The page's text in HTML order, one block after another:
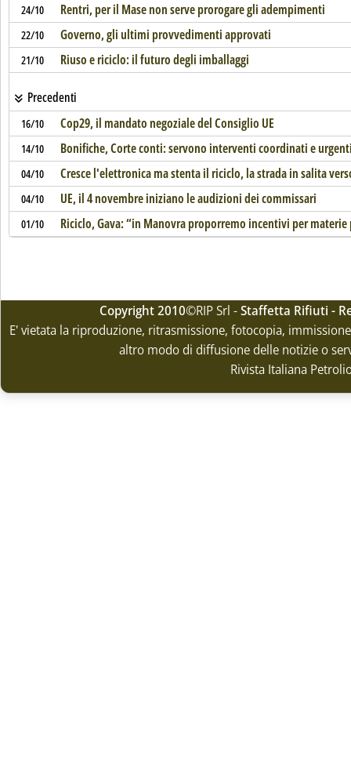
24/10 Rentri, per il Mase non serve prorogare gli adempimenti
22/10 Governo, gli ultimi provvedimenti approvati
21/10 Riuso e riciclo: il futuro degli imballaggi
Precedenti
16/10 Cop29, il mandato negoziale del Consiglio UE
14/10 Bonifiche, Corte conti: servono interventi coordinati e
04/10 Cresce l'elettronica ma stenta il riciclo, la strada in salita
04/10 UE, il 4 novembre iniziano le audizioni dei commissari
01/10 Riciclo, Gava: “in Manovra proporremo incentivi per materie
Copyright 2010©RIP Srl -Staffetta Rifiuti -
E' vietata la riproduzione, ritrasmissione, fotocopia,
altro modo di diffusione delle notizie o
Rivista Italiana